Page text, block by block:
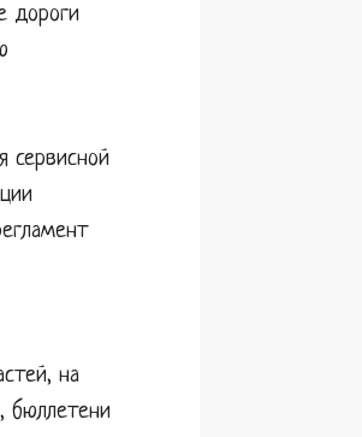
дороги
сервисной
на
бюллетени